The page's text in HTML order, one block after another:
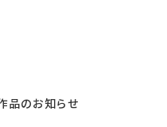
品のお知らせ